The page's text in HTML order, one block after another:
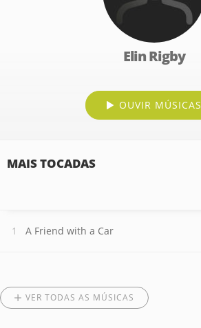
Elin Rigby
OUVIR MÚSICAS
MAIS TOCADAS
A Friend with a Car
VER TODAS AS MÚSICAS